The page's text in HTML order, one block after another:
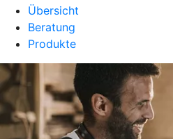
Übersicht
Beratung
Produkte